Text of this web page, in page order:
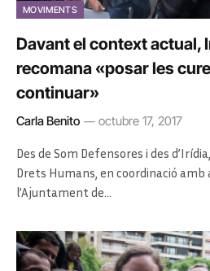
MOVIMENTS
Davant el context actual,
recomana «posar les
continuar»
Carla Benito octubre 17, 2017
Des de Som Defensores i des
Drets Humans, en coordinació
l’Ajuntament de…